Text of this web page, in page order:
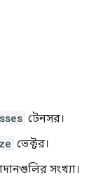
টেনসর।
ভেক্টর।
সংখ্যা।